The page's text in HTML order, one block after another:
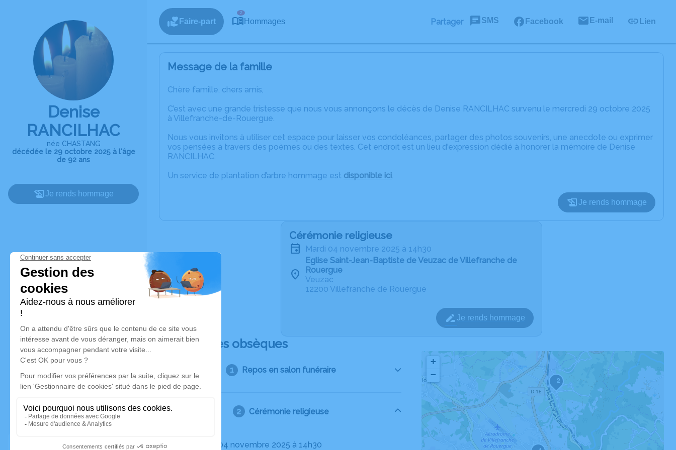
Denise
RANCILHAC
née CHASTANG
décédée le 29 octobre 2025 à l'âge
de 92 ans
Je rends hommage
Faire-part
2
Hommages Partager SMS Facebook E-mail Lien
Message de la famille
Chère famille, chers amis,
C’est avec une grande tristesse que nous vous annonçons le décès de Denise RANCILHAC survenu le mercredi 29 octobre 2025
à Villefranche-de-Rouergue.
Nous vous invitons à utiliser cet espace pour laisser vos condoléances, partager des photos souvenirs, une anecdote ou exprimer
vos pensées à travers des poèmes ou des textes. Cet endroit est un lieu d'expression dédié à honorer la mémoire de Denise
RANCILHAC.
Un service de plantation d’arbre hommage est disponible ici.
Je rends hommage
Cérémonie religieuse
mardi 04 novembre 2025 à 14h30
Eglise Saint-Jean-Baptiste de Veuzac de Villefranche de
Rouergue
Veuzac
12200 Villefranche de Rouergue
Je rends hommage
Déroulé des obsèques
Repos en salon funéraire
Cérémonie religieuse
Le mardi 04 novembre 2025 à 14h30
2
+
−